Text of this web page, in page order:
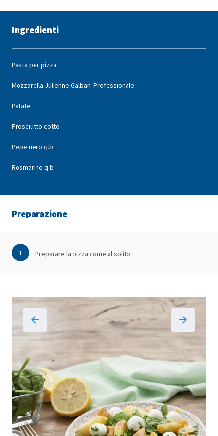
Ingredienti
Pasta per pizza
Mozzarella Julienne Galbani Professionale
Patate
Prosciutto cotto
Pepe nero q.b.
Rosmarino q.b.
Preparazione
1 Preparare la pizza come al solito.